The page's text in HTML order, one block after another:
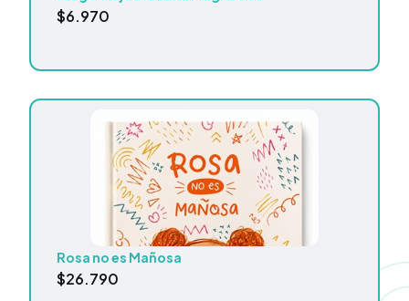
$6.970
Rosa no es Mañosa
$26.790